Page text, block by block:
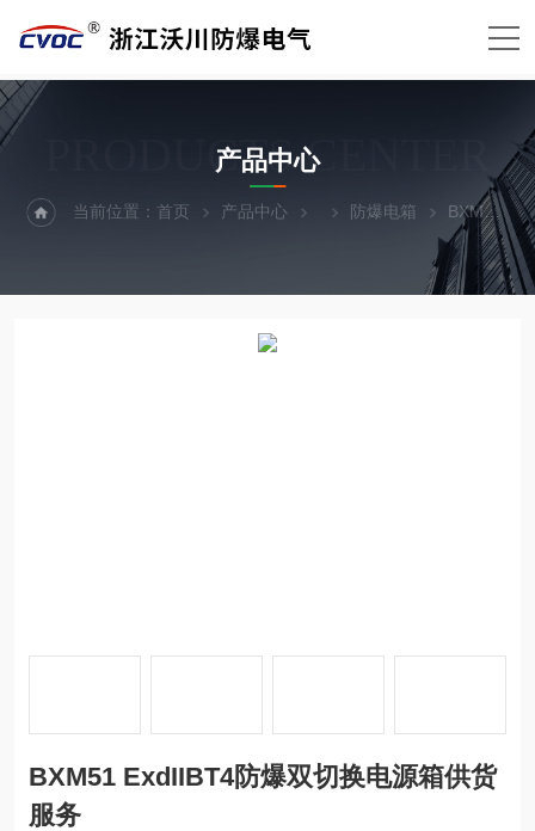
PRODUCTS CENTER
产品中心
当前位置：首页 产品中心 防爆电箱 BXM51 ExdIIBT4防爆双切换电源箱供货服务
BXM51 ExdIIBT4防爆双切换电源箱供货
服务